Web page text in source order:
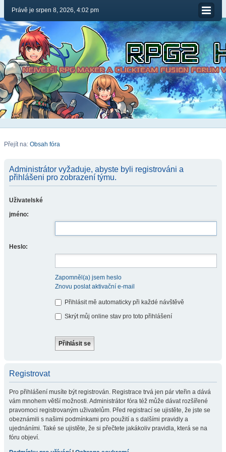
Právě je srpen 8, 2026, 4:02 pm
Přejít na: Obsah fóra
Administrátor vyžaduje, abyste byli registrováni a
přihlášeni pro zobrazení týmu.
Uživatelské
jméno:
Heslo:
Zapomněl(a) jsem heslo
Znovu poslat aktivační e-mail
Přihlásit mě automaticky při každé návštěvě
Skrýt můj online stav pro toto přihlášení
Registrovat
Pro přihlášení musíte být registrován. Registrace trvá jen pár vteřin a dává
vám mnohem větší možnosti. Administrátor fóra též může dávat rozšířené
pravomoci registrovaným uživatelům. Před registrací se ujistěte, že jste se
obeznámili s našimi podmínkami pro použití a s dalšími pravidly a
ujednáními. Také se ujistěte, že si přečtete jakákoliv pravidla, která se na
fóru objeví.